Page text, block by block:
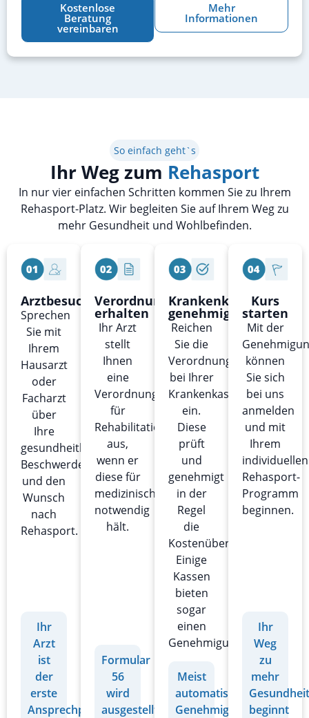
Kostenlose
Beratung
vereinbaren
Mehr
Informationen
So einfach geht`s
Ihr Weg zum Rehasport
In nur vier einfachen Schritten kommen Sie zu Ihrem
Rehasport-Platz. Wir begleiten Sie auf Ihrem Weg zu
mehr Gesundheit und Wohlbefinden.
Arztbesuch
Sprechen
Sie mit
Ihrem
Hausarzt
oder
Facharzt
über
Ihre
gesundheitlichen
Beschwerden
und den
Wunsch
nach
Rehasport.
Ihr
Arzt
ist
der
erste
Ansprechpartner
Verordnung
erhalten
Ihr Arzt
stellt
Ihnen
eine
Verordnung
für
Rehabilitationssport
aus,
wenn er
diese für
medizinisch
notwendig
hält.
Formular
56
wird
ausgestellt
Krankenkasse
genehmigt
Reichen
Sie die
Verordnung
bei Ihrer
Krankenkasse
ein.
Diese
prüft
und
genehmigt
in der
Regel
die
Kostenübernahme.
Einige
Kassen
bieten
sogar
einen
Genehmigungsverzicht.
Meist
automatische
Genehmigung
Kurs
starten
Mit der
können
Sie sich
bei uns
anmelden
und mit
Ihrem
individuellen
Rehasport-
Programm
beginnen.
Ihr
Weg
zu
mehr
Gesundheit
beginnt